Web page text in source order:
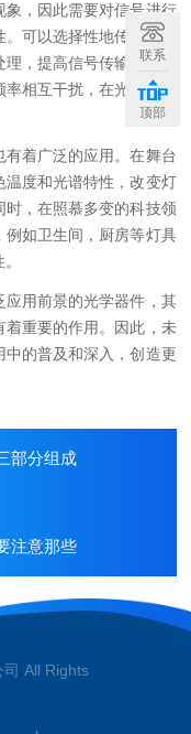
象，因此需要对信号进行
可以选择性地传输特定
，提高信号传输质量。
相互干扰，在光纤通信
着广泛的应用。在舞台
温度和光谱特性，改变灯
，在照慕多变的科技领
例如卫生间，厨房等灯具
用前景的光学器件，其
重要的作用。因此，未
的普及和深入，创造更
部分组成
注意那些
All Rights
联系
顶部